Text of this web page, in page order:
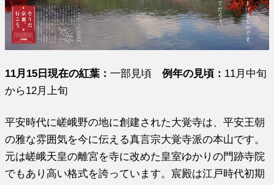
11月15日現在の紅葉：一部見頃例年の見頃： 11月中旬
から12月上旬
平安時代に嵯峨野の地に創建された大覚寺は、平安王朝
の雅な雰囲気を今に伝える真言宗大覚寺派の本山です。
元は嵯峨天皇の離宮を寺に改めた皇室ゆかりの門跡寺院
でもあり高い格式を誇っています。宸殿は江戸時代初期